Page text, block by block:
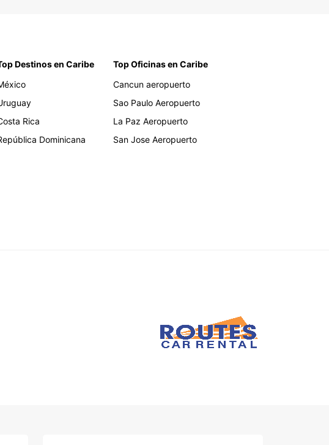
Destinos en Caribe
Rica
Dominicana
Top Oficinas en Caribe
Cancun aeropuerto
Sao Paulo Aeropuerto
La Paz Aeropuerto
San Jose Aeropuerto